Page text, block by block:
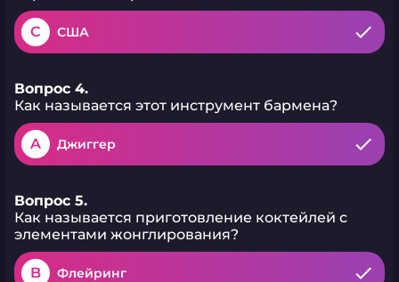
C США
Вопрос 4.
Как называется этот инструмент бармена?
A Джиггер
Вопрос 5.
Как называется приготовление коктейлей с
элементами жонглирования?
B Флейринг